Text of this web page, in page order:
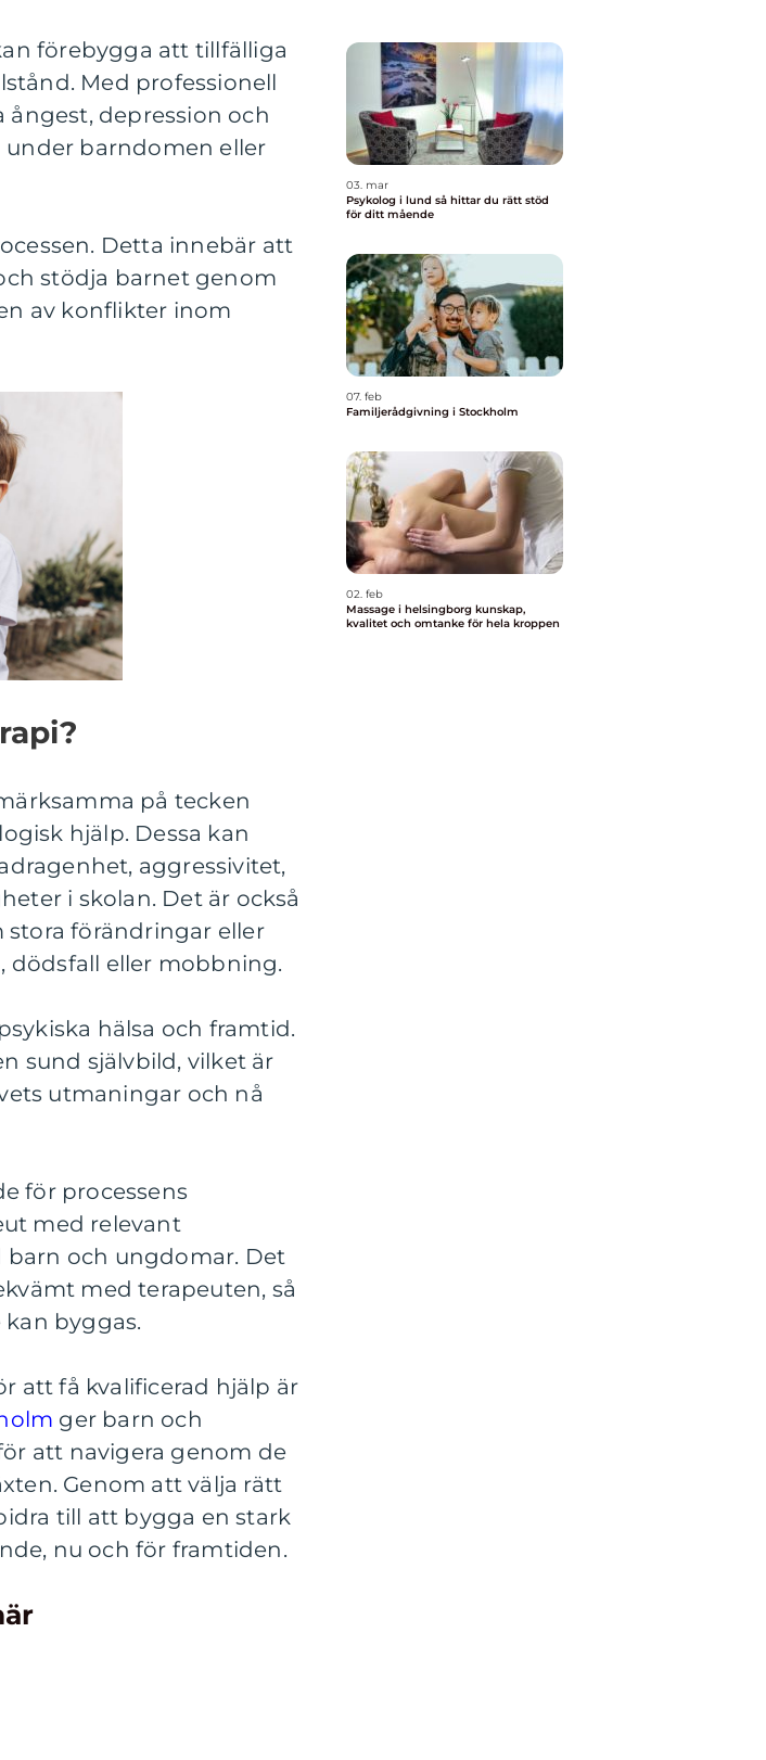
förebygga att tillfälliga
Med professionell
depression och
barndomen eller
Detta innebär att
stödja barnet genom
av konflikter inom
på tecken
hjälp. Dessa kan
aggressivitet,
i skolan. Det är också
förändringar eller
dödsfall eller mobbning.
hälsa och framtid.
sund självbild, vilket är
utmaningar och nå
för processens
med relevant
och ungdomar. Det
med terapeuten, så
byggas.
att få kvalificerad hjälp är
ger barn och
att navigera genom de
Genom att välja rätt
till att bygga en stark
nu och för framtiden.
03. mar
Psykolog i lund så hittar du rätt stöd
för ditt mående
07. feb
Familjerådgivning i Stockholm
02. feb
Massage i helsingborg kunskap,
kvalitet och omtanke för hela kroppen